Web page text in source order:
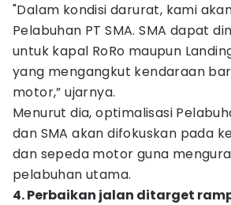
"Dalam kondisi darurat, kami
Pelabuhan PT SMA. SMA dapat
untuk kapal RoRo maupun
yang mengangkut kendaraan
motor,” ujarnya.
Menurut dia, optimalisasi
dan SMA akan difokuskan pada
dan sepeda motor guna
pelabuhan utama.
4. Perbaikan jalan ditarget